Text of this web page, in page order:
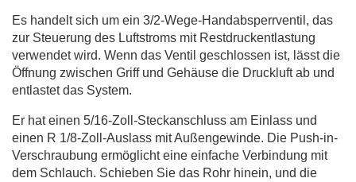
Es handelt sich um ein 3/2-Wege-Handabsperrventil, das
zur Steuerung des Luftstroms mit Restdruckentlastung
verwendet wird. Wenn das Ventil geschlossen ist, lässt die
Öffnung zwischen Griff und Gehäuse die Druckluft ab und
entlastet das System.
Er hat einen 5/16-Zoll-Steckanschluss am Einlass und
einen R 1/8-Zoll-Auslass mit Außengewinde. Die Push-in-
Verschraubung ermöglicht eine einfache Verbindung mit
dem Schlauch. Schieben Sie das Rohr hinein, und die